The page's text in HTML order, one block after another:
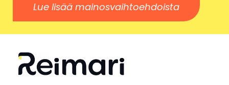
Lue lisää mainosvaihtoehdoista